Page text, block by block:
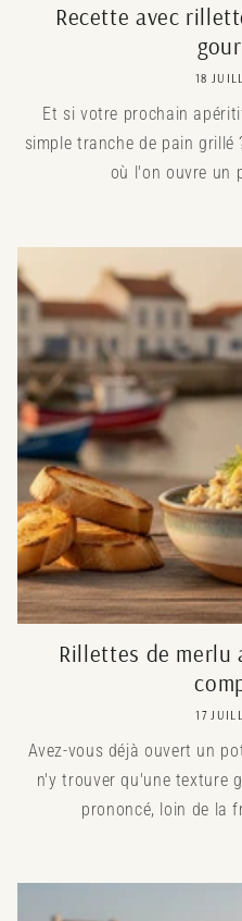
Recette avec
18
Et si votre prochain
simple tranche de pain grillé
où l'on ouvre un
Rillettes de merlu
17
Avez-vous déjà ouvert un
n'y trouver qu'une texture
prononcé, loin de la